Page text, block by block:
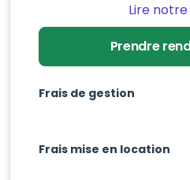
Frais de gestion
Frais mise en location
Prendre
Lire notre